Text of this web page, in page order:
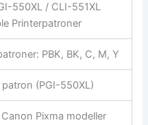
550XL / CLI-551XL
Printerpatroner
PBK, BK, C, M, Y
patron (PGI-550XL)
Pixma modeller